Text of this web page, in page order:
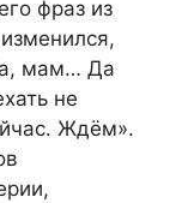
фраз из
мам… Да
не
Ждём».